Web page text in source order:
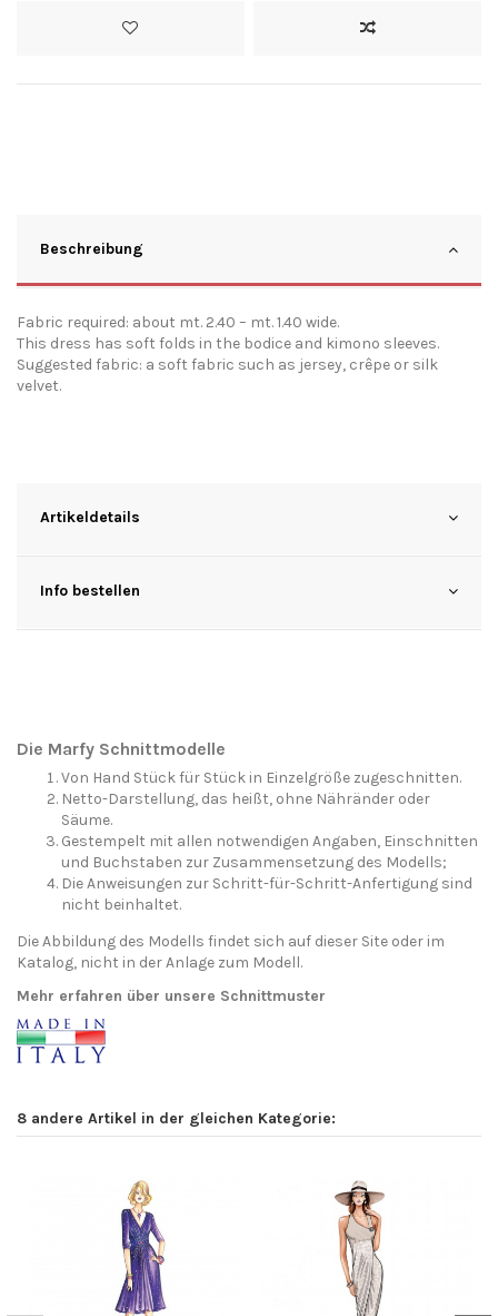
Beschreibung
Fabric required: about mt. 2.40 – mt. 1.40 wide.
This dress has soft folds in the bodice and kimono sleeves.
Suggested fabric: a soft fabric such as jersey, crêpe or silk
velvet.
Artikeldetails
Info bestellen
Die Marfy Schnittmodelle
Von Hand Stück für Stück in Einzelgröße zugeschnitten.
Netto-Darstellung, das heißt, ohne Nähränder oder
Säume.
Gestempelt mit allen notwendigen Angaben, Einschnitten
und Buchstaben zur Zusammensetzung des Modells;
Die Anweisungen zur Schritt-für-Schritt-Anfertigung sind
nicht beinhaltet.
Die Abbildung des Modells findet sich auf dieser Site oder im
Katalog, nicht in der Anlage zum Modell.
Mehr erfahren über unsere Schnittmuster
8 andere Artikel in der gleichen Kategorie: